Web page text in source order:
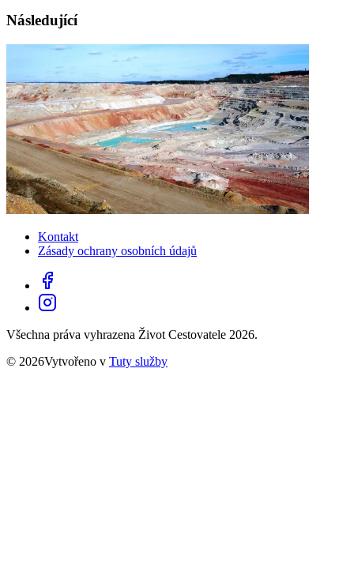
Následující
Kontakt
Zásady ochrany osobních údajů
Všechna práva vyhrazena Život Cestovatele 2026.
© 2026Vytvořeno v Tuty služby